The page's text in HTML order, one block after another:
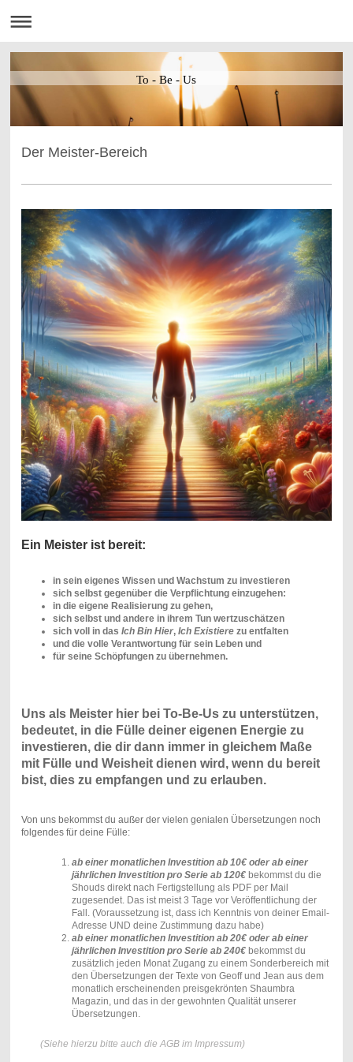
To - Be - Us
Der Meister-Bereich
Ein Meister ist bereit:
in sein eigenes Wissen und Wachstum zu investieren
sich selbst gegenüber die Verpflichtung einzugehen:
in die eigene Realisierung zu gehen,
sich selbst und andere in ihrem Tun wertzuschätzen
sich voll in das Ich Bin Hier, Ich Existierezu entfalten
und die volle Verantwortung für sein Leben und
für seine Schöpfungen zu übernehmen.
Uns als Meister hier bei To-Be-Us zu unterstützen,
bedeutet, in die Fülle deiner eigenen Energie zu
investieren, die dir dann immer in gleichem Maße
mit Fülle und Weisheit dienen wird, wenn du bereit
bist, dies zu empfangen und zu erlauben.
Von uns bekommst du außer der vielen genialen Übersetzungen noch
folgendes für deine Fülle:
ab einer monatlichen Investition ab 10€ oder ab einer
jährlichen Investition pro Serie ab 120€bekommst du die
Shouds direkt nach Fertigstellung als PDF per Mail
zugesendet. Das ist meist 3 Tage vor Veröffentlichung der
Fall. (Voraussetzung ist, dass ich Kenntnis von deiner Email-
Adresse UND deine Zustimmung dazu habe)
ab einer monatlichen Investition ab 20€ oder ab einer
jährlichen Investition pro Serie ab 240€bekommst du
zusätzlich jeden Monat Zugang zu einem Sonderbereich mit
den Übersetzungen der Texte von Geoff und Jean aus dem
monatlich erscheinenden preisgekrönten Shaumbra
Magazin, und das in der gewohnten Qualität unserer
Übersetzungen.
(Siehe hierzu bitte auch die AGB im Impressum)